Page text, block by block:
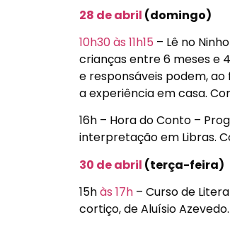
28 de abril (domingo)
10h30às 11h15 – Lê no
crianças entre 6 meses e
e responsáveis podem,
a experiência em casa.
16h – Hora do Conto –
interpretação em Libras.
30 de abril (terça-feira)
15hàs 17h – Curso de
cortiço, de Aluísio